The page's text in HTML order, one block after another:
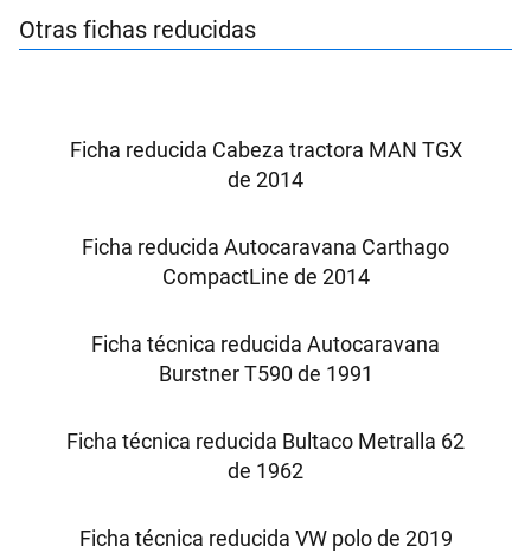
Otras fichas reducidas
Ficha reducida Cabeza tractora MAN TGX
de 2014
Ficha reducida Autocaravana Carthago
CompactLine de 2014
Ficha técnica reducida Autocaravana
Burstner T590 de 1991
Ficha técnica reducida Bultaco Metralla 62
de 1962
Ficha técnica reducida VW polo de 2019